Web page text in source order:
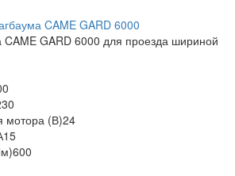
CAME GARD 6000
GARD 6000 для проезда шириной
мотора (В)24
15
600